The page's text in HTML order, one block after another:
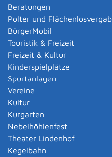
Beratungen
Polter und
BürgerMobil
Touristik & Freizeit
Freizeit & Kultur
Kinderspielplätze
Sportanlagen
Vereine
Kultur
Kurgarten
Nebelhöhlenfest
Theater Lindenhof
Kegelbahn
Kosten
Keine
Hinweise
Diese Verwaltungsleistung
Tierkrematorien.
Vertiefende Informationen
Recherchesystem
Mustermessbericht
VDI 4220 Blatt 2